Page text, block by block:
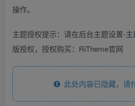
操作。
主题授权提示：请在后台主题设置-
版授权，授权购买：RiTheme官网
此处内容已隐藏，请